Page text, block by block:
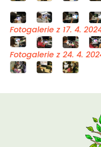
Fotogalerie z 17. 4.
Fotogalerie z 24. 4.